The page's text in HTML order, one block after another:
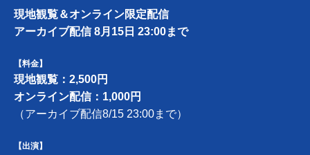
現地観覧＆オンライン限定配信
アーカイブ配信 8月15日 23:00まで
【料金】
現地観覧：2,500円
オンライン配信：1,000円
（アーカイブ配信8/15 23:00まで）
【出演】